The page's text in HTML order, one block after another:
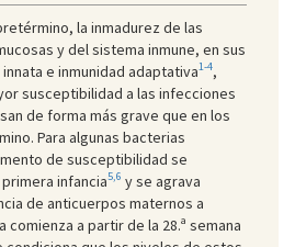
la inmadurez de las
y del sistema inmune, en sus
e inmunidad adaptativa1-4,
susceptibilidad a las infecciones
de forma más grave que en los
Para algunas bacterias
de susceptibilidad se
infancia5,6 y se agrava
de anticuerpos maternos a
a partir de la 28.ª semana